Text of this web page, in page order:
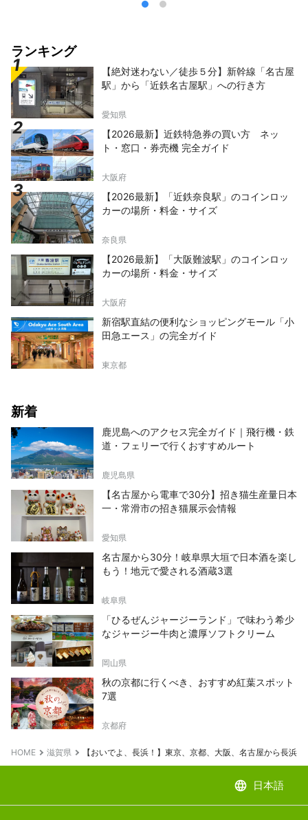
ランキング
【絶対迷わない／徒歩５分】新幹線「名古屋
駅」から「近鉄名古屋駅」への行き方
愛知県
【2026最新】近鉄特急券の買い方 ネッ
ト・窓口・券売機 完全ガイド
大阪府
【2026最新】「近鉄奈良駅」のコインロッ
カーの場所・料金・サイズ
奈良県
【2026最新】「大阪難波駅」のコインロッ
カーの場所・料金・サイズ
大阪府
新宿駅直結の便利なショッピングモール「小
田急エース」の完全ガイド
東京都
新着
鹿児島へのアクセス完全ガイド｜飛行機・鉄
道・フェリーで行くおすすめルート
鹿児島県
【名古屋から電車で30分】招き猫生産量日本
一・常滑市の招き猫展示会情報
愛知県
名古屋から30分！岐阜県大垣で日本酒を楽し
もう！地元で愛される酒蔵3選
岐阜県
「ひるぜんジャージーランド」で味わう希少
なジャージー牛肉と濃厚ソフトクリーム
岡山県
秋の京都に行くべき、おすすめ紅葉スポット
7選
京都府
HOME 滋賀県 【おいでよ、長浜！】東京、京都、大阪、名古屋から長浜
language 日本語